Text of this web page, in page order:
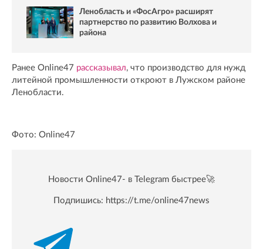
Ленобласть и «ФосАгро» расширят
партнерство по развитию Волхова и
района
Ранее Online47 рассказывал, что производство для нужд
литейной промышленности откроют в Лужском районе
Ленобласти.
Фото: Online47
Новости Online47- в Telegram быстрее🚀
Подпишись: https://t.me/online47news